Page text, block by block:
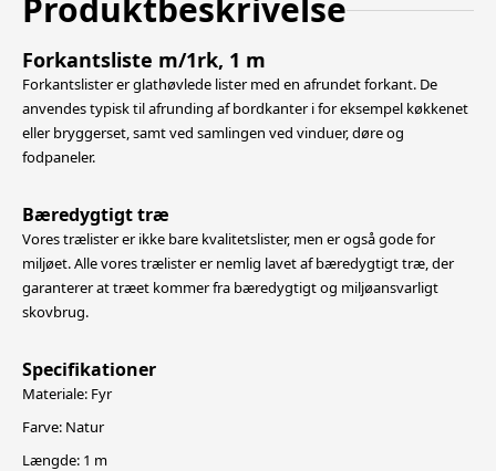
Produktbeskrivelse
Forkantsliste m/1rk, 1 m
Forkantslister er glathøvlede lister med en afrundet forkant. De
anvendes typisk til afrunding af bordkanter i for eksempel køkkenet
eller bryggerset, samt ved samlingen ved vinduer, døre og
fodpaneler.
Bæredygtigt træ
Vores trælister er ikke bare kvalitetslister, men er også gode for
miljøet. Alle vores trælister er nemlig lavet af bæredygtigt træ, der
garanterer at træet kommer fra bæredygtigt og miljøansvarligt
skovbrug.
Specifikationer
Materiale: Fyr
Farve: Natur
Længde: 1 m